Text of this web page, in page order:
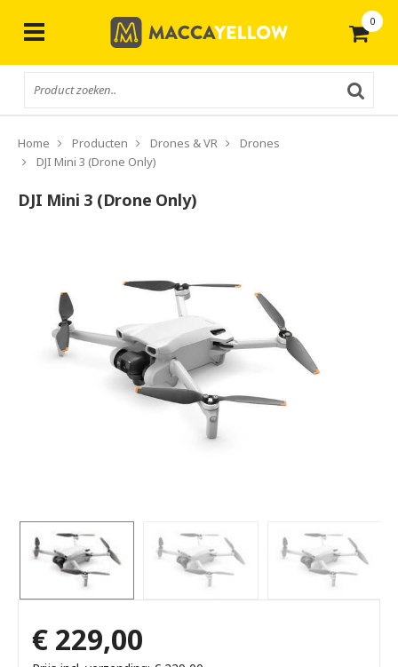
0
Home Producten Drones & VR
Drones
DJI Mini 3 (Drone Only)
DJI Mini 3 (Drone Only)
€ 229,00